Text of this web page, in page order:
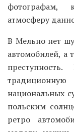
фотографам,
атмосферу
В Мельно нет
автомобилей, а
национальных
польским
ретро